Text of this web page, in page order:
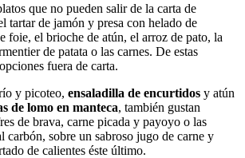
que no pueden salir de la carta de
tartar de jamón y presa con helado de
foie, el brioche de atún, el arroz de pato, la
de patata o las carnes. De estas
fuera de carta.
y picoteo, ensaladilla de encurtidos y atún
de lomo en manteca, también gustan
de brava, carne picada y payoyo o las
carbón, sobre un sabroso jugo de carne y
de calientes éste último.